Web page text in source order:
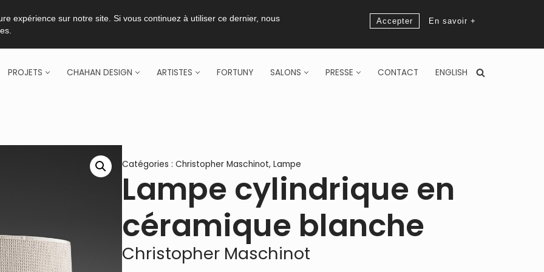
expérience sur notre site. Si vous continuez à utiliser ce dernier, nous
Accepter En savoir +
PROJETS CHAHAN DESIGN ARTISTES FORTUNY SALONS PRESSE CONTACT ENGLISH
Catégories : Christopher Maschinot, Lampe
Lampe cylindrique en
céramique blanche
Christopher Maschinot